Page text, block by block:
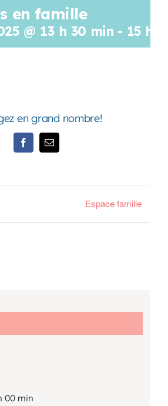
en famille
@ 13 h 30 min - 15 h
en grand nombre!
FacebookEmail
Espace famille
00 min